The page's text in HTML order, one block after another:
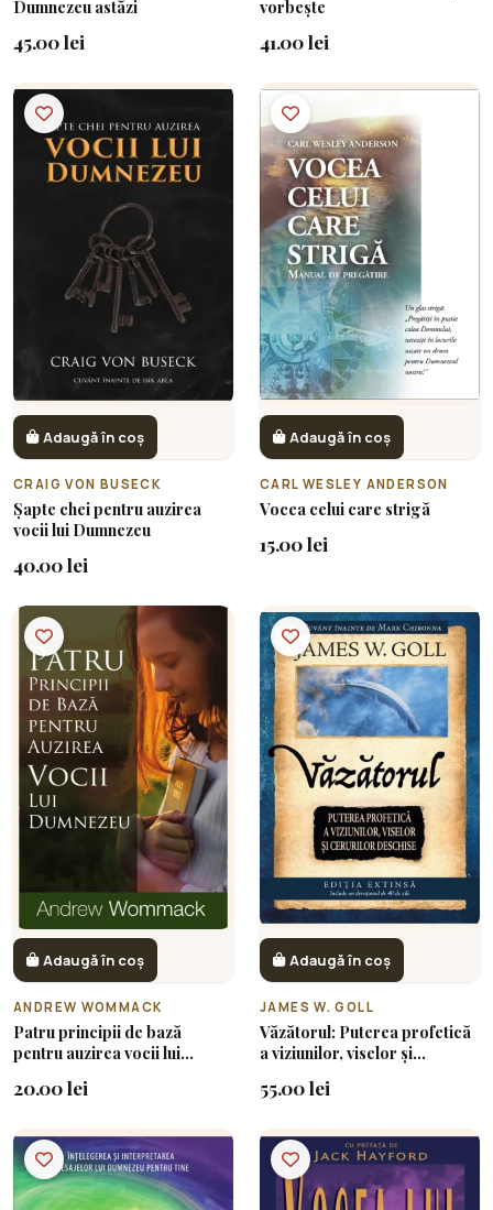
Dumnezeu astăzi
45.00 lei
vorbește
41.00 lei
Adaugă în coș
CRAIG VON BUSECK
Șapte chei pentru auzirea
vocii lui Dumnezeu
40.00 lei
Adaugă în coș
CARL WESLEY ANDERSON
Vocea celui care strigă
15.00 lei
Adaugă în coș
ANDREW WOMMACK
Patru principii de bază
pentru auzirea vocii lui
20.00 lei
Adaugă în coș
JAMES W. GOLL
Văzătorul: Puterea profetică
a viziunilor, viselor și
55.00 lei